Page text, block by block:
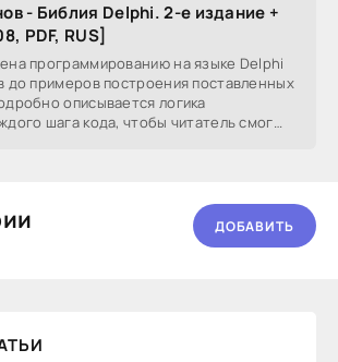
- Библия Delphi. 2-е издание +
PDF, RUS]
программированию на языке Delphi
до примеров построения поставленных
описывается логика
шага кода, чтобы читатель смог
ДОБАВИТЬ